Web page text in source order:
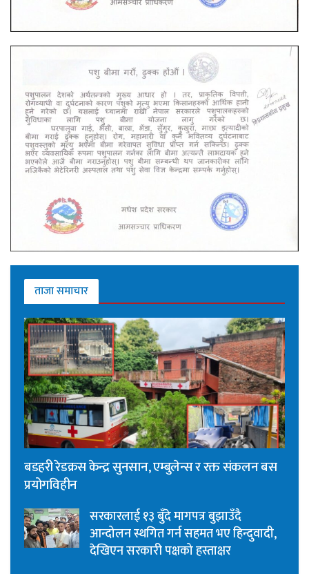
ताजा समाचार
बडहरी रेडक्रस केन्द्र सुनसान, एम्बुलेन्स र रक्त संकलन बस
प्रयोगविहीन
सरकारलाई १३ बुँदे मागपत्र बुझाउँदै
आन्दोलन स्थगित गर्न सहमत भए हिन्दुवादी,
देखिएन सरकारी पक्षको हस्ताक्षर